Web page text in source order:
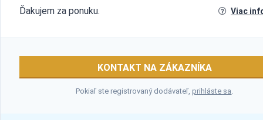
Ďakujem za ponuku. Viac
KONTAKT NA ZÁKAZNÍKA
Pokiaľ ste registrovaný dodávateľ,prihláste sa.